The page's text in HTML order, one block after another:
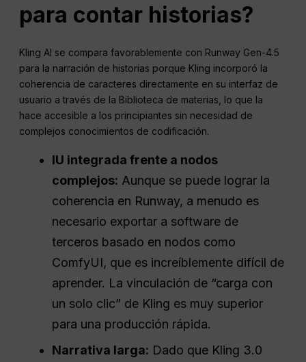
para contar historias?
Kling AI se compara favorablemente con Runway Gen-4.5
para la narración de historias porque Kling incorporó la
coherencia de caracteres directamente en su interfaz de
usuario a través de la Biblioteca de materias, lo que la
hace accesible a los principiantes sin necesidad de
complejos conocimientos de codificación.
IU integrada frente a nodos
complejos: Aunque se puede lograr la
coherencia en Runway, a menudo es
necesario exportar a software de
terceros basado en nodos como
ComfyUI, que es increíblemente difícil de
aprender. La vinculación de “carga con
un solo clic” de Kling es muy superior
para una producción rápida.
Narrativa larga: Dado que Kling 3.0